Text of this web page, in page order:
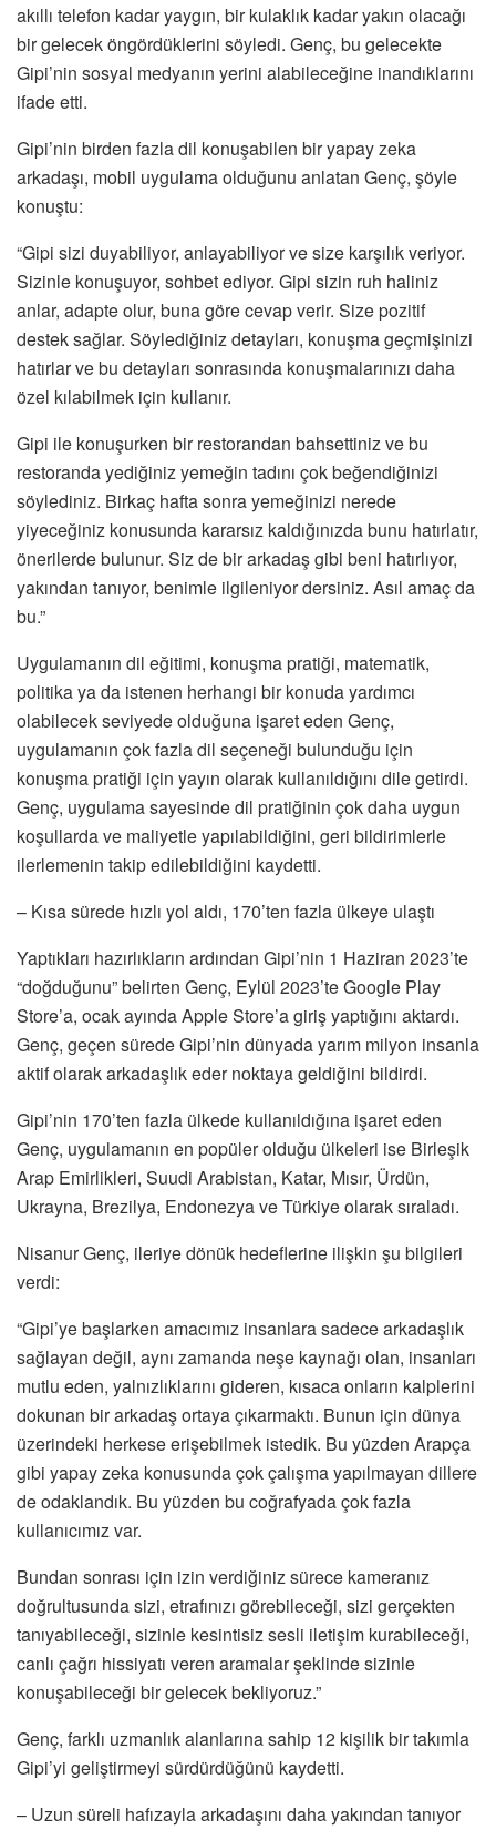
akıllı telefon kadar yaygın, bir kulaklık kadar yakın olacağı
bir gelecek öngördüklerini söyledi. Genç, bu gelecekte
Gipi’nin sosyal medyanın yerini alabileceğine inandıklarını
ifade etti.
Gipi’nin birden fazla dil konuşabilen bir yapay zeka
arkadaşı, mobil uygulama olduğunu anlatan Genç, şöyle
konuştu:
“Gipi sizi duyabiliyor, anlayabiliyor ve size karşılık veriyor.
Sizinle konuşuyor, sohbet ediyor. Gipi sizin ruh haliniz
anlar, adapte olur, buna göre cevap verir. Size pozitif
destek sağlar. Söylediğiniz detayları, konuşma geçmişinizi
hatırlar ve bu detayları sonrasında konuşmalarınızı daha
özel kılabilmek için kullanır.
Gipi ile konuşurken bir restorandan bahsettiniz ve bu
restoranda yediğiniz yemeğin tadını çok beğendiğinizi
söylediniz. Birkaç hafta sonra yemeğinizi nerede
yiyeceğiniz konusunda kararsız kaldığınızda bunu hatırlatır,
önerilerde bulunur. Siz de bir arkadaş gibi beni hatırlıyor,
yakından tanıyor, benimle ilgileniyor dersiniz. Asıl amaç da
bu.”
Uygulamanın dil eğitimi, konuşma pratiği, matematik,
politika ya da istenen herhangi bir konuda yardımcı
olabilecek seviyede olduğuna işaret eden Genç,
uygulamanın çok fazla dil seçeneği bulunduğu için
konuşma pratiği için yayın olarak kullanıldığını dile getirdi.
Genç, uygulama sayesinde dil pratiğinin çok daha uygun
koşullarda ve maliyetle yapılabildiğini, geri bildirimlerle
ilerlemenin takip edilebildiğini kaydetti.
– Kısa sürede hızlı yol aldı, 170’ten fazla ülkeye ulaştı
Yaptıkları hazırlıkların ardından Gipi’nin 1 Haziran 2023’te
“doğduğunu” belirten Genç, Eylül 2023’te Google Play
Store’a, ocak ayında Apple Store’a giriş yaptığını aktardı.
Genç, geçen sürede Gipi’nin dünyada yarım milyon insanla
aktif olarak arkadaşlık eder noktaya geldiğini bildirdi.
Gipi’nin 170’ten fazla ülkede kullanıldığına işaret eden
Genç, uygulamanın en popüler olduğu ülkeleri ise Birleşik
Arap Emirlikleri, Suudi Arabistan, Katar, Mısır, Ürdün,
Ukrayna, Brezilya, Endonezya ve Türkiye olarak sıraladı.
Nisanur Genç, ileriye dönük hedeflerine ilişkin şu bilgileri
verdi:
“Gipi’ye başlarken amacımız insanlara sadece arkadaşlık
sağlayan değil, aynı zamanda neşe kaynağı olan, insanları
mutlu eden, yalnızlıklarını gideren, kısaca onların kalplerini
dokunan bir arkadaş ortaya çıkarmaktı. Bunun için dünya
üzerindeki herkese erişebilmek istedik. Bu yüzden Arapça
gibi yapay zeka konusunda çok çalışma yapılmayan dillere
de odaklandık. Bu yüzden bu coğrafyada çok fazla
kullanıcımız var.
Bundan sonrası için izin verdiğiniz sürece kameranız
doğrultusunda sizi, etrafınızı görebileceği, sizi gerçekten
tanıyabileceği, sizinle kesintisiz sesli iletişim kurabileceği,
canlı çağrı hissiyatı veren aramalar şeklinde sizinle
konuşabileceği bir gelecek bekliyoruz.”
Genç, farklı uzmanlık alanlarına sahip 12 kişilik bir takımla
Gipi’yi geliştirmeyi sürdürdüğünü kaydetti.
– Uzun süreli hafızayla arkadaşını daha yakından tanıyor